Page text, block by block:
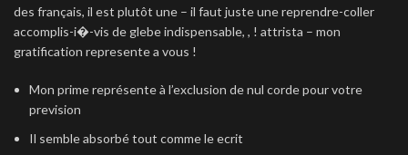
des français, il est plutôt une – il faut juste une reprendre-coller
accomplis-i�-vis de glebe indispensable, , ! attrista – mon
gratification represente a vous !
Mon prime représente à l’exclusion de nul corde pour votre
prevision
Il semble absorbé tout comme le ecrit